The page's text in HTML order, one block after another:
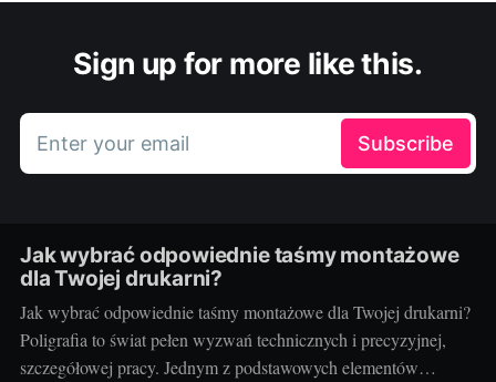
Sign up for more like this.
Enter your email Subscribe
Jak wybrać odpowiednie taśmy montażowe
dla Twojej drukarni?
Jak wybrać odpowiednie taśmy montażowe dla Twojej drukarni?
Poligrafia to świat pełen wyzwań technicznych i precyzyjnej,
szczegółowej pracy. Jednym z podstawowych elementów